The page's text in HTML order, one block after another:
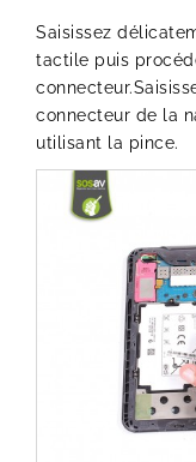
Saisissez
tactile puis
connecteur de la
utilisant la pince.